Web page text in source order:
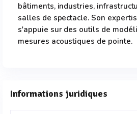
bâtiments, industries,
salles de spectacle. Son
s'appuie sur des outils de
mesures acoustiques de pointe.
Informations juridiques